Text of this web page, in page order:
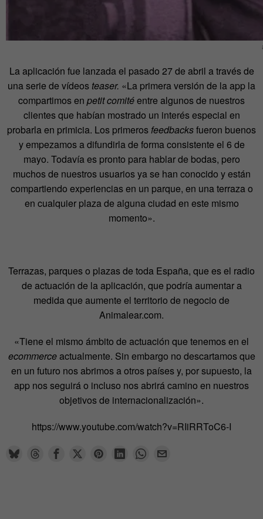
La aplicación fue lanzada el pasado 27 de abril a través de
una serie de vídeos teaser. «La primera versión de la app la
compartimos en petit comitéentre algunos de nuestros
clientes que habían mostrado un interés especial en
probarla en primicia. Los primeros feedbacksfueron buenos
y empezamos a difundirla de forma consistente el 6 de
mayo. Todavía es pronto para hablar de bodas, pero
muchos de nuestros usuarios ya se han conocido y están
compartiendo experiencias en un parque, en una terraza o
en cualquier plaza de alguna ciudad en este mismo
momento».
Terrazas, parques o plazas de toda España, que es el radio
de actuación de la aplicación, que podría aumentar a
medida que aumente el territorio de negocio de
Animalear.com.
«Tiene el mismo ámbito de actuación que tenemos en el
ecommerceactualmente. Sin embargo no descartamos que
en un futuro nos abrimos a otros países y, por supuesto, la
app nos seguirá o incluso nos abrirá camino en nuestros
objetivos de internacionalización».
https://www.youtube.com/watch?v=RIiRRToC6-I